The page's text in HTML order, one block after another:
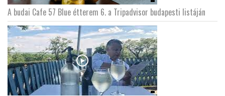
A budai Cafe 57 Blue étterem 6. a Tripadvisor budapesti listáján